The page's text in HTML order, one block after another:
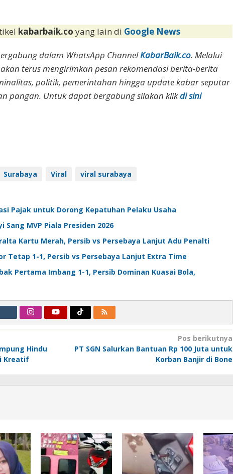
kabarbaik.coyang lain di Google News
dalam WhatsApp ChannelKabarBaik.co. Melalui
terus mengirimkan pesan rekomendasi berita-berita
politik, pemerintahan hingga update kabar seputar
pangan. Untuk dapat bergabung silakan klikdi sini
Surabaya Viral viral surabaya
Pajak untuk Dorong Kepatuhan Pelaku Usaha
Sang MVP Piala Presiden 2026
Kartu Merah, Persib vs Persebaya Lanjut Adu Penalti
Tetap 1-1, Persib vs Persebaya Lanjut Extra Time
Pertama Imbang 1-1, Persib Dominan Kuasai Bola,
Hindu
Kreatif
Pos berikutnya
PT SGN Salurkan Bantuan Rp 100 Juta untuk
Korban Banjir di Bone